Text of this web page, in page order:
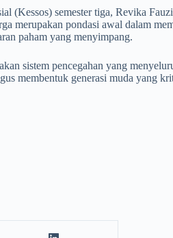
semester tiga, Revika
merupakan pondasi awal dalam
paham yang menyimpang.
sistem pencegahan yang
membentuk generasi muda yang